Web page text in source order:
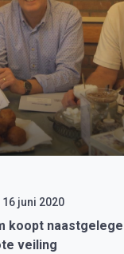
16 juni 2020
koopt
veiling